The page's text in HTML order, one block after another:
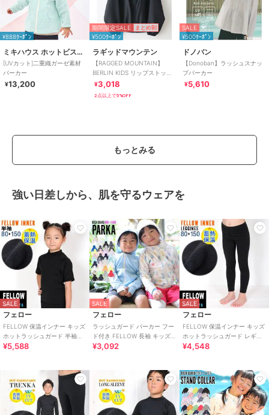
¥888ｸｰﾎﾟﾝ
ミキハウス ホットビスケッツ
[UVカット]二重織ガーゼ素材
パーカー
¥13,200
期間限定SALE まとめ割
¥500ｸｰﾎﾟﾝ
ラギッドマウンテン
【RAGGED MOUNTAIN】
BERLIN KIDS リップストップ
ポケッタブルパーカー 撥水
¥3,018
2点以上で5%OFF
SALE
¥500ｸｰﾎﾟﾝ
ドノバン
【Donoban】ラッシュスナッ
プパーカー
¥5,610
もっとみる
強い日差しから、肌を守るウェアを
SALE
フェロー
FELLOW 保温インナー キッズ
ホットラッシュガード 半袖タ
イプ UPF50+ 保温 裏起毛
¥5,588
SALE
フェロー
ラッシュガード パーカー フー
ド付き FELLOW 長袖 キッズ
UPF50+ 速乾 接触冷感
¥3,092
SALE
フェロー
FELLOW 保温インナー キッズ
ホットラッシュガード レギン
ス UPF50+ 保温 裏起毛 速乾
¥4,548